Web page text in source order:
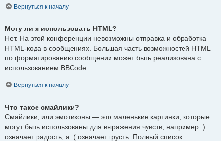
Вернуться к началу
Могу ли я использовать HTML?
Нет. На этой конференции невозможны отправка и обработка
HTML-кода в сообщениях. Большая часть возможностей HTML
по форматированию сообщений может быть реализована с
использованием BBCode.
Вернуться к началу
Что такое смайлики?
Смайлики, или эмотиконы — это маленькие картинки, которые
могут быть использованы для выражения чувств, например :)
означает радость, а :( означает грусть. Полный список